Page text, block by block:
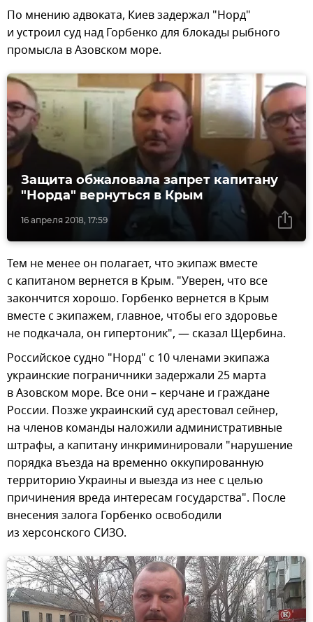
По мнению адвоката, Киев задержал "Норд"
и устроил суд над Горбенко для блокады рыбного
промысла в Азовском море.
16 апреля 2018, 17:59
Защита обжаловала запрет капитану
"Норда" вернуться в Крым
Тем не менее он полагает, что экипаж вместе
с капитаном вернется в Крым. "Уверен, что все
закончится хорошо. Горбенко вернется в Крым
вместе с экипажем, главное, чтобы его здоровье
не подкачала, он гипертоник", — сказал Щербина.
Российское судно "Норд" с 10 членами экипажа
украинские пограничники задержали 25 марта
в Азовском море. Все они – керчане и граждане
России. Позже украинский суд арестовал сейнер,
на членов команды наложили административные
штрафы, а капитану инкриминировали "нарушение
порядка въезда на временно оккупированную
территорию Украины и выезда из нее с целью
причинения вреда интересам государства". После
внесения залога Горбенко освободили
из херсонского СИЗО.